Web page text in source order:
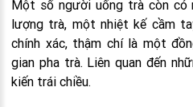
Một số người uống trà còn
lượng trà, một nhiệt kế cầm
chính xác, thậm chí là một
gian pha trà. Liên quan đến
kiến trái chiều.